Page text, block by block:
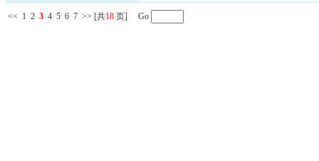
<< 1 2 3 4 5 6 7 >> [共18 页] Go